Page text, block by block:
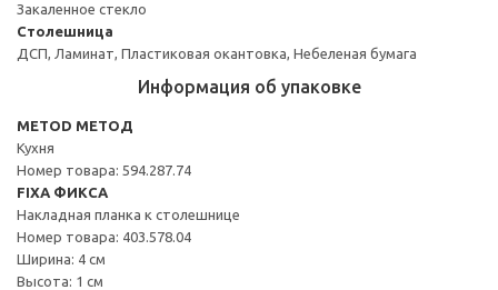
Закаленное стекло
Столешница
ДСП, Ламинат, Пластиковая окантовка, Небеленая бумага
Информация об упаковке
METOD МЕТОД
Кухня
Номер товара: 594.287.74
FIXA ФИКСА
Накладная планка к столешнице
Номер товара: 403.578.04
Ширина: 4 см
Высота: 1 см